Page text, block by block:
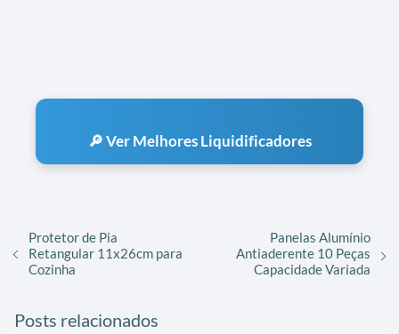
🔎 Ver Melhores Liquidificadores
Protetor de Pia
Retangular 11x26cm para
Cozinha
Panelas Alumínio
Antiaderente 10 Peças
Capacidade Variada
Posts relacionados